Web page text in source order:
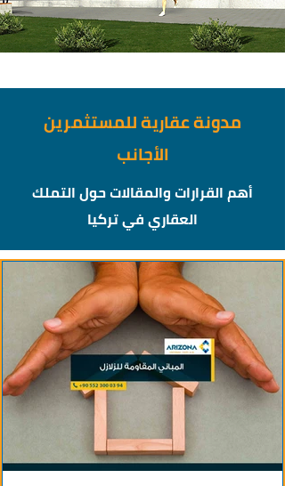
مدونة عقارية للمستثمرين
الأجانب
أهم القرارات والمقالات حول التملك
العقاري في تركيا